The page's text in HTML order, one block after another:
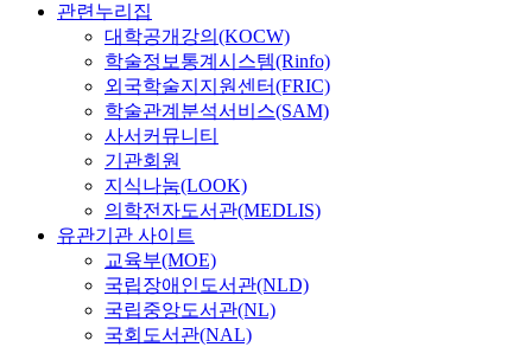
관련누리집
대학공개강의(KOCW)
학술정보통계시스템(Rinfo)
외국학술지지원센터(FRIC)
학술관계분석서비스(SAM)
사서커뮤니티
기관회원
지식나눔(LOOK)
의학전자도서관(MEDLIS)
유관기관 사이트
교육부(MOE)
국립장애인도서관(NLD)
국립중앙도서관(NL)
국회도서관(NAL)